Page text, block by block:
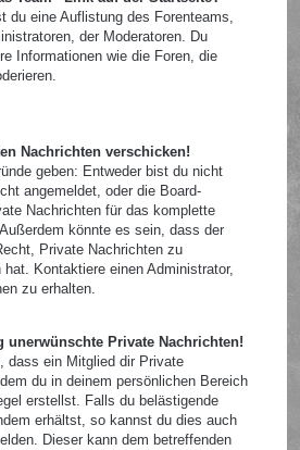
du eine Auflistung des Forenteams,
der Moderatoren. Du
Informationen wie die Foren, die
Nachrichten verschicken!
geben: Entweder bist du nicht
angemeldet, oder die Board-
Nachrichten für das komplette
könnte es sein, dass der
Private Nachrichten zu
Kontaktiere einen Administrator,
zu erhalten.
unerwünschte Private Nachrichten!
dass ein Mitglied dir Private
du in deinem persönlichen Bereich
erstellst. Falls du belästigende
erhältst, so kannst du dies auch
Dieser kann dem betreffenden